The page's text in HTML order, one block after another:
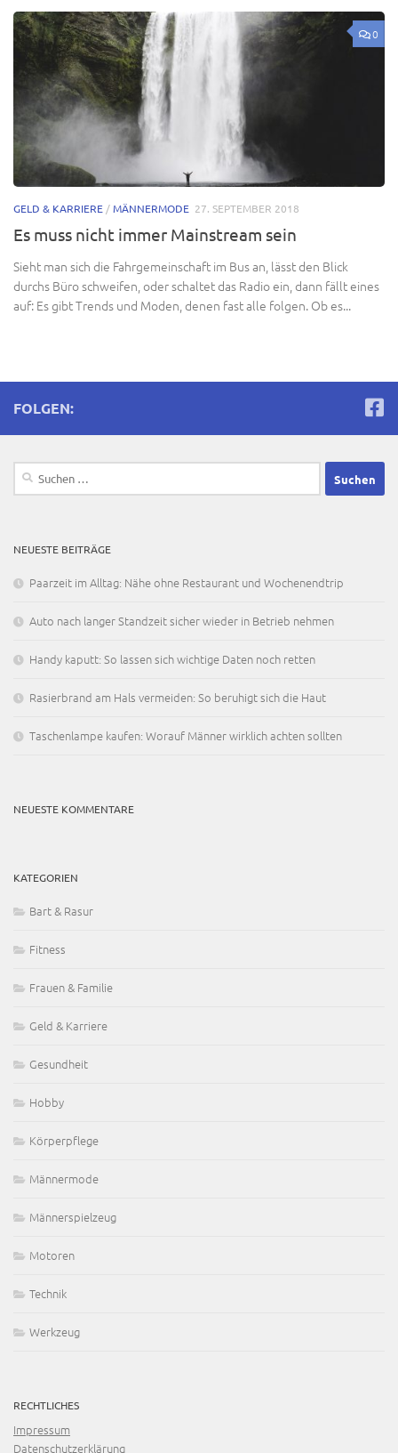
0
GELD & KARRIERE/MÄNNERMODE 27. SEPTEMBER 2018
Es muss nicht immer Mainstream sein
Sieht man sich die Fahrgemeinschaft im Bus an, lässt den Blick
durchs Büro schweifen, oder schaltet das Radio ein, dann fällt eines
auf: Es gibt Trends und Moden, denen fast alle folgen. Ob es...
FOLGEN:
Suchen
nach:
NEUESTE BEITRÄGE
Paarzeit im Alltag: Nähe ohne Restaurant und Wochenendtrip
Auto nach langer Standzeit sicher wieder in Betrieb nehmen
Handy kaputt: So lassen sich wichtige Daten noch retten
Rasierbrand am Hals vermeiden: So beruhigt sich die Haut
Taschenlampe kaufen: Worauf Männer wirklich achten sollten
NEUESTE KOMMENTARE
KATEGORIEN
Bart & Rasur
Fitness
Frauen & Familie
Geld & Karriere
Gesundheit
Hobby
Körperpflege
Männermode
Männerspielzeug
Motoren
Technik
Werkzeug
RECHTLICHES
Impressum
Datenschutzerklärung